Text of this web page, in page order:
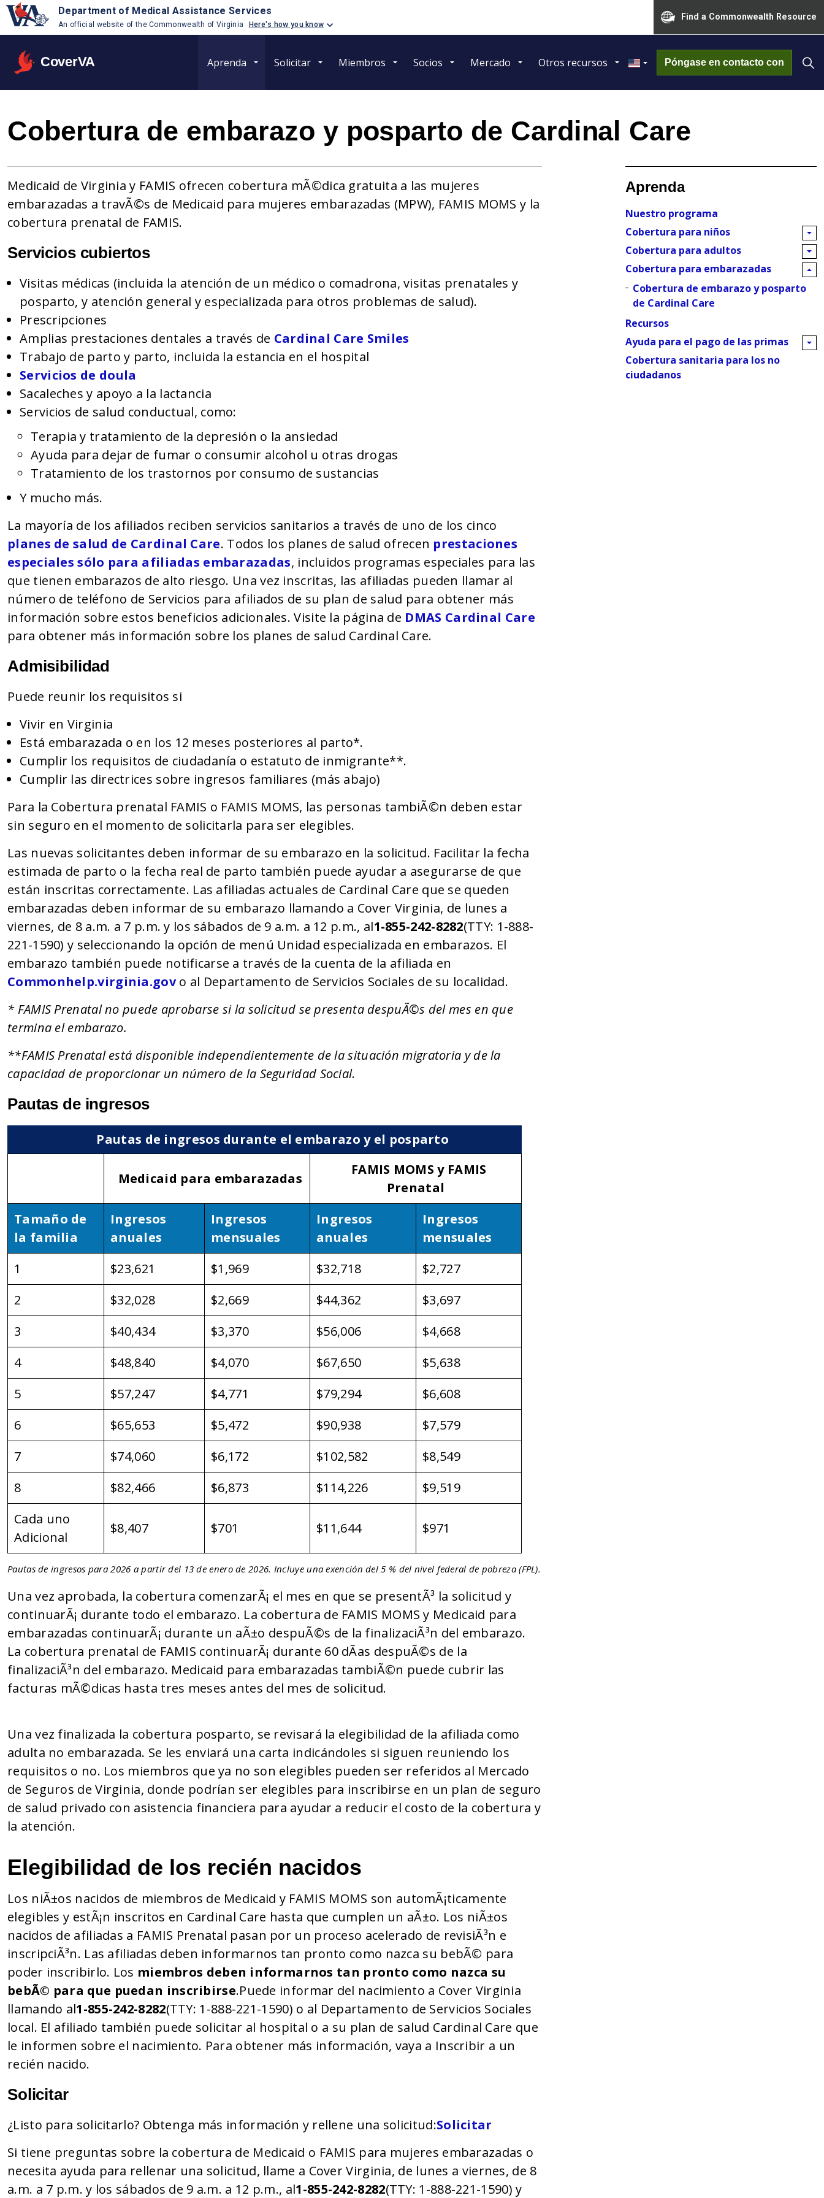
Department of Medical Assistance Services
An official website of the Commonwealth of Virginia Here's how you know
Find a Commonwealth Resource
CoverVA Aprenda Solicitar Miembros Socios Mercado Otros recursos Póngase en contacto con
Cobertura de embarazo y posparto de Cardinal Care
Medicaid de Virginia y FAMIS ofrecen cobertura mÃ©dica gratuita a las mujeres
embarazadas a travÃ©s de Medicaid para mujeres embarazadas (MPW), FAMIS MOMS y la
cobertura prenatal de FAMIS.
Servicios cubiertos
Visitas médicas (incluida la atención de un médico o comadrona, visitas prenatales y
posparto, y atención general y especializada para otros problemas de salud).
Prescripciones
Amplias prestaciones dentales a través de Cardinal Care Smiles
Trabajo de parto y parto, incluida la estancia en el hospital
Servicios de doula
Sacaleches y apoyo a la lactancia
Servicios de salud conductual, como:
Terapia y tratamiento de la depresión o la ansiedad
Ayuda para dejar de fumar o consumir alcohol u otras drogas
Tratamiento de los trastornos por consumo de sustancias
Y mucho más.
La mayoría de los afiliados reciben servicios sanitarios a través de uno de los cinco
planes de salud de Cardinal Care. Todos los planes de salud ofrecen prestaciones
especiales sólo para afiliadas embarazadas, incluidos programas especiales para las
que tienen embarazos de alto riesgo. Una vez inscritas, las afiliadas pueden llamar al
número de teléfono de Servicios para afiliados de su plan de salud para obtener más
información sobre estos beneficios adicionales. Visite la página de DMAS Cardinal Care
para obtener más información sobre los planes de salud Cardinal Care.
Admisibilidad
Puede reunir los requisitos si
Vivir en Virginia
Está embarazada o en los 12 meses posteriores al parto*.
Cumplir los requisitos de ciudadanía o estatuto de inmigrante**.
Cumplir las directrices sobre ingresos familiares (más abajo)
Para la Cobertura prenatal FAMIS o FAMIS MOMS, las personas tambiÃ©n deben estar
sin seguro en el momento de solicitarla para ser elegibles.
Las nuevas solicitantes deben informar de su embarazo en la solicitud. Facilitar la fecha
estimada de parto o la fecha real de parto también puede ayudar a asegurarse de que
están inscritas correctamente. Las afiliadas actuales de Cardinal Care que se queden
embarazadas deben informar de su embarazo llamando a Cover Virginia, de lunes a
viernes, de 8 a.m. a 7 p.m. y los sábados de 9 a.m. a 12 p.m., al1-855-242-8282(TTY: 1-888-
221-1590) y seleccionando la opción de menú Unidad especializada en embarazos. El
embarazo también puede notificarse a través de la cuenta de la afiliada en
Commonhelp.virginia.govo al Departamento de Servicios Sociales de su localidad.
* FAMIS Prenatal no puede aprobarse si la solicitud se presenta despuÃ©s del mes en que
termina el embarazo.
**FAMIS Prenatal está disponible independientemente de la situación migratoria y de la
capacidad de proporcionar un número de la Seguridad Social.
Pautas de ingresos
Pautas de ingresos durante el embarazo y el posparto
Medicaid para embarazadas
FAMIS MOMS y FAMIS
Prenatal
Tamaño de
la familia
Ingresos
anuales
Ingresos
mensuales
Ingresos
anuales
Ingresos
mensuales
1
$23,621 $1,969 $32,718
$2,727
2
$32,028 $2,669 $44,362
$3,697
3
$40,434 $3,370 $56,006
$4,668
4
$48,840 $4,070 $67,650
$5,638
5
$57,247 $4,771 $79,294
$6,608
6
$65,653 $5,472 $90,938
$7,579
7
$74,060 $6,172 $102,582
$8,549
8
$82,466 $6,873 $114,226
$9,519
Cada uno
Adicional
$8,407 $701 $11,644 $971
Pautas de ingresos para 2026 a partir del 13 de enero de 2026. Incluye una exención del 5 % del nivel federal de pobreza (FPL).
Una vez aprobada, la cobertura comenzarÃ¡ el mes en que se presentÃ³ la solicitud y
continuarÃ¡ durante todo el embarazo. La cobertura de FAMIS MOMS y Medicaid para
embarazadas continuarÃ¡ durante un aÃ±o despuÃ©s de la finalizaciÃ³n del embarazo.
La cobertura prenatal de FAMIS continuarÃ¡ durante 60 dÃas despuÃ©s de la
finalizaciÃ³n del embarazo. Medicaid para embarazadas tambiÃ©n puede cubrir las
facturas mÃ©dicas hasta tres meses antes del mes de solicitud.
Una vez finalizada la cobertura posparto, se revisará la elegibilidad de la afiliada como
adulta no embarazada. Se les enviará una carta indicándoles si siguen reuniendo los
requisitos o no. Los miembros que ya no son elegibles pueden ser referidos al Mercado
de Seguros de Virginia, donde podrían ser elegibles para inscribirse en un plan de seguro
de salud privado con asistencia financiera para ayudar a reducir el costo de la cobertura y
la atención.
Elegibilidad de los recién nacidos
Los niÃ±os nacidos de miembros de Medicaid y FAMIS MOMS son automÃ¡ticamente
elegibles y estÃ¡n inscritos en Cardinal Care hasta que cumplen un aÃ±o. Los niÃ±os
nacidos de afiliadas a FAMIS Prenatal pasan por un proceso acelerado de revisiÃ³n e
inscripciÃ³n. Las afiliadas deben informarnos tan pronto como nazca su bebÃ© para
poder inscribirlo. Los miembros deben informarnos tan pronto como nazca su
bebÃ© para que puedan inscribirse.Puede informar del nacimiento a Cover Virginia
llamando al1-855-242-8282(TTY: 1-888-221-1590) o al Departamento de Servicios Sociales
local. El afiliado también puede solicitar al hospital o a su plan de salud Cardinal Care que
le informen sobre el nacimiento. Para obtener más información, vaya a Inscribir a un
recién nacido.
Solicitar
¿Listo para solicitarlo? Obtenga más información y rellene una solicitud:Solicitar
Si tiene preguntas sobre la cobertura de Medicaid o FAMIS para mujeres embarazadas o
necesita ayuda para rellenar una solicitud, llame a Cover Virginia, de lunes a viernes, de 8
a.m. a 7 p.m. y los sábados de 9 a.m. a 12 p.m., al1-855-242-8282(TTY: 1-888-221-1590) y
Aprenda
Nuestro programa
Cobertura para niños
Cobertura para adultos
Cobertura para embarazadas
Cobertura de embarazo y posparto
de Cardinal Care
Recursos
Ayuda para el pago de las primas
Cobertura sanitaria para los no
ciudadanos